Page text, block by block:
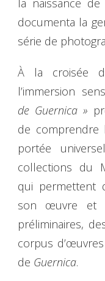
documenta la
série de
À la croisée
l’immersion
de Guernica »
de comprendre
portée
collections du
qui permettent
son œuvre et
préliminaires,
corpus
de Guernica.